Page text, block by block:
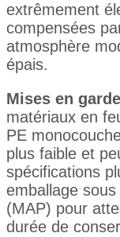
extrêmement
compensées
atmosphère
épais.
Mises en
matériaux en
PE
plus faible et
spécifications
emballage
(MAP) pour
durée de